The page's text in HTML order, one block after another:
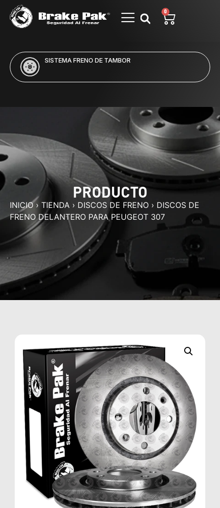
0
SISTEMA FRENO DE TAMBOR
PRODUCTO
INICIO› TIENDA › DISCOS DE FRENO › DISCOS DE
FRENO DELANTERO PARA PEUGEOT 307